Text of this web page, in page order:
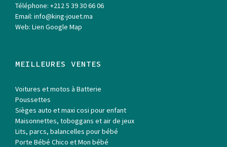
Téléphone: +212 5 39 30 66 06
Email: info@king-jouet.ma
Web: Lien Google Map
MEILLEURES VENTES
Voitures et motos à Batterie
Poussettes
Sièges auto et maxi cosi pour enfant
Maisonnettes, toboggans et air de jeux
Lits, parcs, balancelles pour bébé
Porte Bébé Chico et Mon bébé